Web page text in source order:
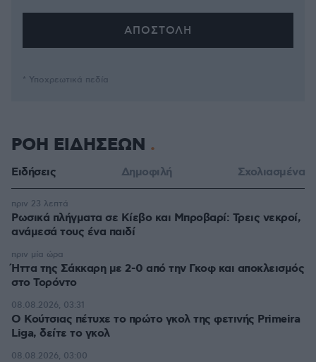
* Υποχρεωτικά πεδία
ΡΟΗ ΕΙΔΗΣΕΩΝ
Ειδήσεις Δημοφιλή Σχολιασμένα
Ρωσικά πλήγματα σε Κίεβο και Μπροβαρί: Τρεις νεκροί,
ανάμεσά τους ένα παιδί
πριν 23 λεπτά
Ήττα της Σάκκαρη με 2-0 από την Γκοφ και αποκλεισμός
στο Τορόντο
πριν μία ώρα
Ο Κούτσιας πέτυχε το πρώτο γκολ της φετινής Primeira
Liga, δείτε το γκολ
08.08.2026, 03:31
08.08.2026, 03:00